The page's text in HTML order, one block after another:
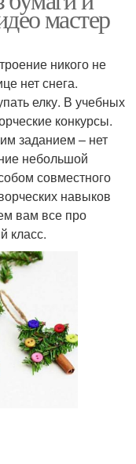
мастер
никого не
нет снега.
елку. В учебных
конкурсы.
заданием – нет
небольшой
совместного
навыков
вам все про
класс.